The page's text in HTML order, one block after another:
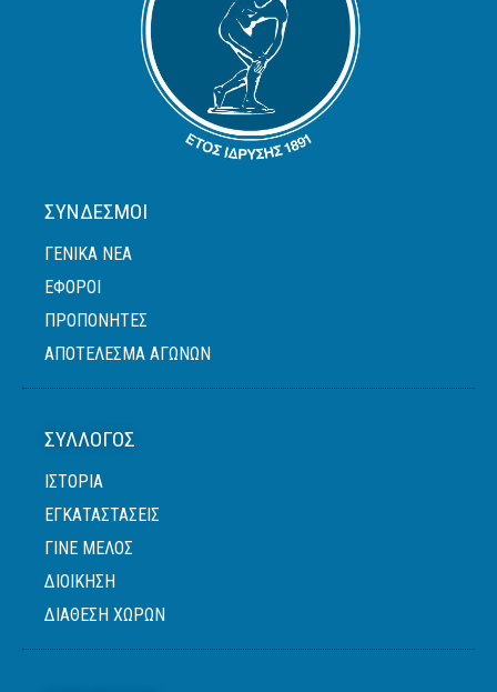
ΣΎΝΔΕΣΜΟΙ
ΓΕΝΙΚΆ ΝΈΑ
ΈΦΟΡΟΙ
ΠΡΟΠΟΝΗΤΈΣ
ΑΠΟΤΕΛΕΣΜΑ ΑΓΩΝΩΝ
ΣΎΛΛΟΓΟΣ
ΙΣΤΟΡΙΑ
ΕΓΚΑΤΑΣΤΑΣΕΙΣ
ΓΙΝΕ ΜΕΛΟΣ
ΔΙΟΙΚΗΣΗ
ΔΙΑΘΕΣΗ ΧΩΡΩΝ